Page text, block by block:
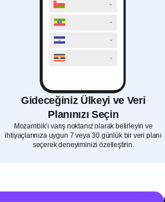
Gideceğiniz Ülkeyi ve Veri
Planınızı Seçin
Mozambik’ı varış noktanız olarak belirleyin ve
ihtiyaçlarınıza uygun 7 veya 30 günlük bir veri planı
seçerek deneyiminizi özelleştirin.